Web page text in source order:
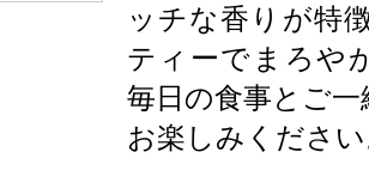
ッチな香りが特
ティーでまろや
毎日の食事とご
お楽しみくださ